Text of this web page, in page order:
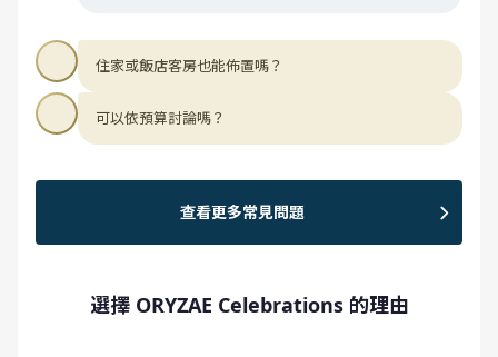
住家或飯店客房也能佈置嗎？
可以依預算討論嗎？
查看更多常見問題
選擇 ORYZAE Celebrations 的理由